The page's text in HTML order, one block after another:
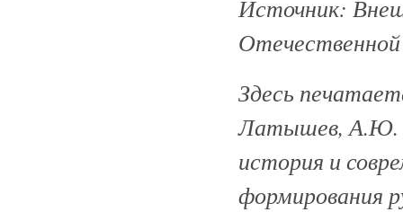
Источник:
Здесь
Латышев, А.Ю.
история и
формирования